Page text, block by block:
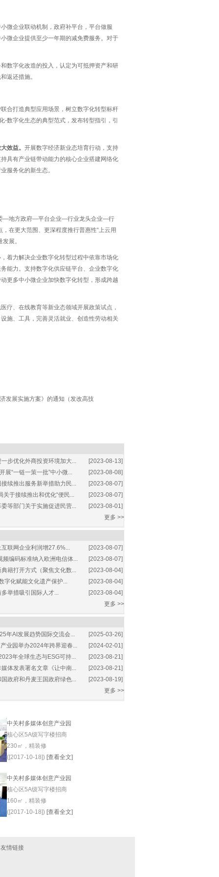
微企业联动机制，政府补平台，平台做服
微企业提供至少一年期的减免费服务。对于
数字化改造的投入，认定为可抵押资产和研
返还措施。
合打造典型应用场景，树立数字化转型标杆
数字化生态的典型范式，发布转型指引，引
效益。 开展数字经济新业态培育行动，支持
具有产业链带动能力的核心企业搭建网络化
服务化的新生态。
—地方政府—平台企业—行业龙头企业—行
在更大范围、更深程度推行普惠性“上云用
展。
着力解决企业数字化转型过程中依靠市场化
能力。支持数字化供应链平台、企业数字化
更多中小微企业加快数字化转型，形成跨越
疗、在线教育等新业态领域开展政策试点，
施、工具，完善灵活就业、创造性劳动相关
发展实施方案》的通知（发改高技
[2023-08-13]
步优化外商投资环境加大...
[2023-08-08]
展“一链一策一批”中小微...
[2023-08-07]
续推出服务新举措助力民...
[2023-08-07]
关于接续推出和优化“便民...
[2023-08-01]
等部门关于实施促进民营...
更多 >>
[2023-08-07]
联网企业利润增27.6%...
[2023-08-07]
频编码标准纳入欧洲电信体...
[2023-08-04]
籍打开方式（聚焦文化数...
[2023-08-04]
字化赋能文化遗产保护...
[2023-08-04]
举措吸引国际人才...
更多 >>
[2025-03-26]
年AI发展趋势国际交流会...
[2024-02-01]
业园举办2024年跨界迎春...
[2023-08-21]
年全球生态与ESG可持...
[2023-08-21]
体发表署名文章《让中南...
[2023-08-19]
政府和丹麦王国政府绿色...
更多 >>
中关村多媒体创意产业园
核心区5A级写字楼招商
230㎡，精装修
([2017-10-18]) [查看全文]
中关村多媒体创意产业园
核心区5A级写字楼招商
160㎡，精装修
([2017-10-18]) [查看全文]
友情链接